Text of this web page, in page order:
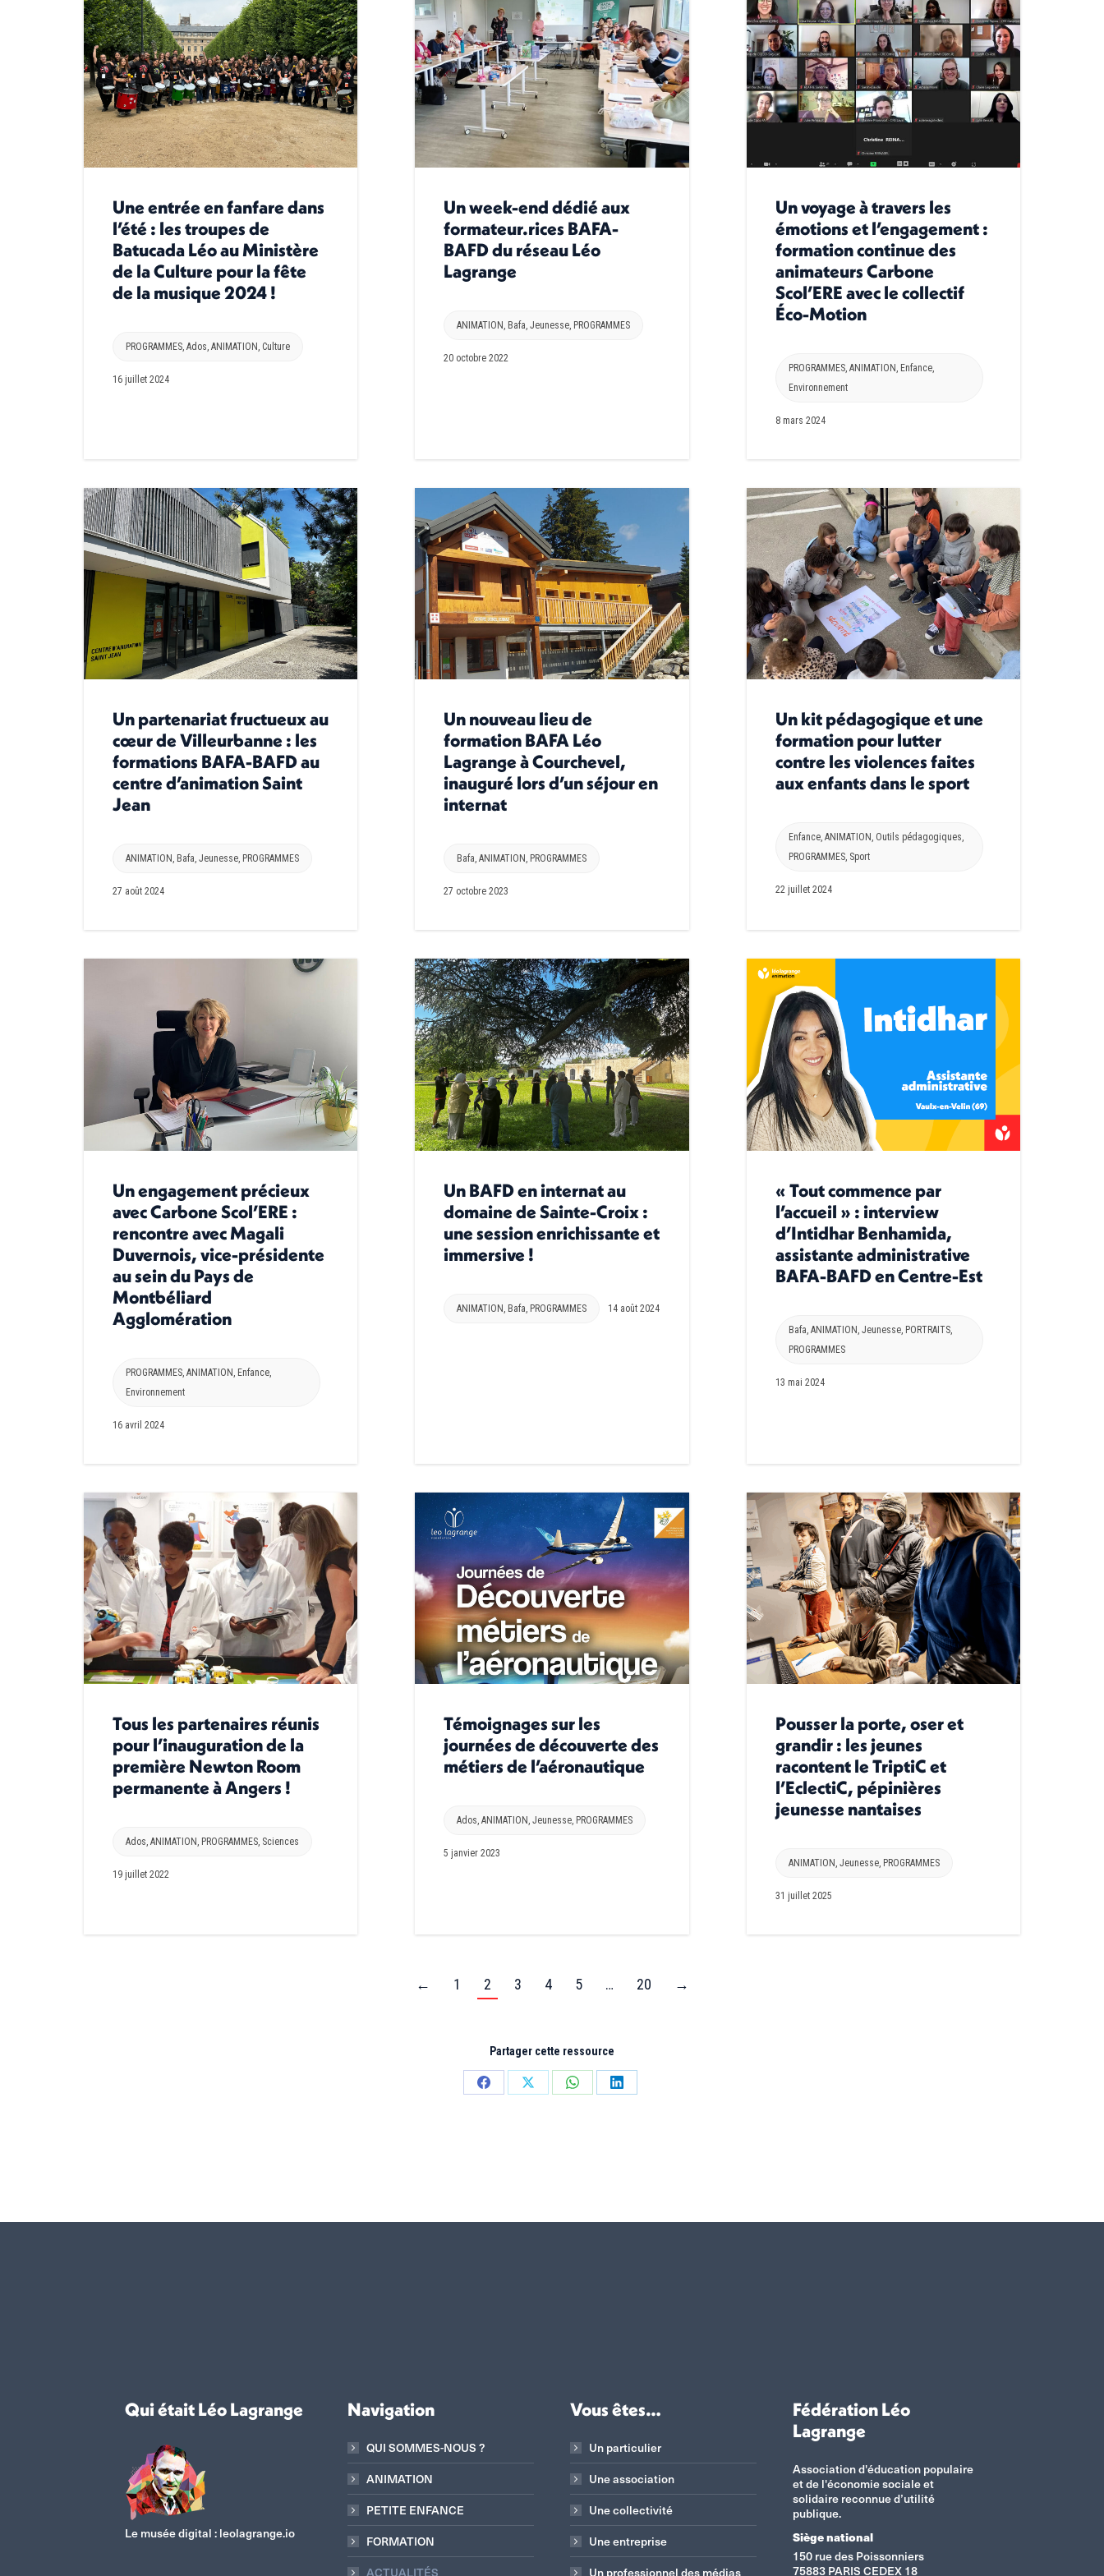
Une entrée en fanfare dans
l’été : les troupes de
Batucada Léo au Ministère
de la Culture pour la fête
de la musique 2024 !
PROGRAMMES Ados ANIMATION Culture
16 juillet 2024
Un week-end dédié aux
formateur.rices BAFA-
BAFD du réseau Léo
Lagrange
ANIMATION Bafa ,Jeunesse PROGRAMMES
20 octobre 2022
Un voyage à travers les
émotions et l’engagement :
formation continue des
animateurs Carbone
Scol’ERE avec le collectif
Éco-Motion
PROGRAMMES, ANIMATION Enfance,
Environnement
8 mars 2024
Un partenariat fructueux au
cœur de Villeurbanne : les
formations BAFA-BAFD au
centre d’animation Saint
Jean
ANIMATION , Bafa, Jeunesse, PROGRAMMES
27 août 2024
Un nouveau lieu de
formation BAFA Léo
Lagrange à Courchevel,
inauguré lors d’un séjour en
internat
Bafa,ANIMATION , PROGRAMMES
27 octobre 2023
Un kit pédagogique et une
formation pour lutter
contre les violences faites
aux enfants dans le sport
Enfance, ANIMATION , Outils pédagogiques,
PROGRAMMES, Sport
22 juillet 2024
Un engagement précieux
avec Carbone Scol’ERE :
rencontre avec Magali
Duvernois, vice-présidente
au sein du Pays de
Montbéliard
Agglomération
PROGRAMMES ANIMATION Enfance
Environnement
16 avril 2024
Un BAFD en internat au
domaine de Sainte-Croix :
une session enrichissante et
immersive !
ANIMATION Bafa PROGRAMMES 14 août 2024
« Tout commence par
l’accueil » : interview
d’Intidhar Benhamida,
assistante administrative
BAFA-BAFD en Centre-Est
Bafa ANIMATION Jeunesse, PORTRAITS,
PROGRAMMES
13 mai 2024
Tous les partenaires réunis
pour l’inauguration de la
première Newton Room
permanente à Angers !
Ados, ANIMATION , PROGRAMMES, Sciences
19 juillet 2022
Témoignages sur les
journées de découverte des
métiers de l’aéronautique
Ados,ANIMATION ,Jeunesse, PROGRAMMES
5 janvier 2023
Pousser la porte, oser et
grandir : les jeunes
racontent le TriptiC et
l’EclectiC, pépinières
jeunesse nantaises
ANIMATION , Jeunesse, PROGRAMMES
31 juillet 2025
← 1 2 3 4 5 … 20 →
Partager cette ressource
PartagerPartagerPartagerPartager
Qui était Léo Lagrange
Le musée digital : leolagrange.io
Navigation
QUI SOMMES-NOUS ?
ANIMATION
PETITE ENFANCE
FORMATION
ACTUALITÉS
Vous êtes…
Un particulier
Une association
Une collectivité
Une entreprise
Un professionnel des médias
Fédération Léo
Lagrange
Association d'éducation populaire
et de l'économie sociale et
solidaire reconnue d’utilité
publique.
Siège national
150 rue des Poissonniers
75883 PARIS CEDEX 18